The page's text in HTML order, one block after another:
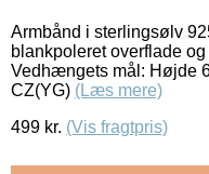
Armbånd i sterlingsølv
blankpoleret overflade
Vedhængets mål: Højde
CZ(YG) (Læs mere)
499 kr. (Vis fragtpris)